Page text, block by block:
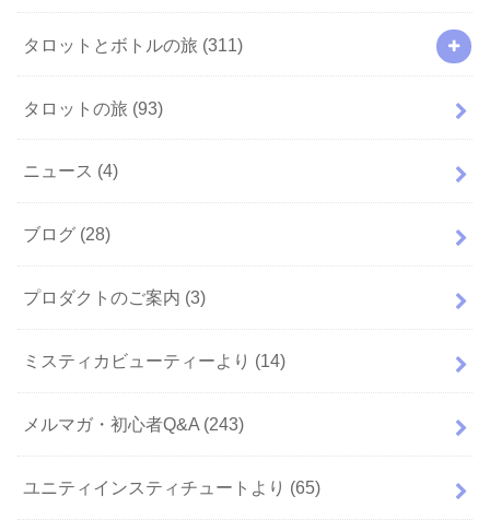
タロットとボトルの旅 (311)
タロットの旅 (93)
ニュース (4)
ブログ (28)
プロダクトのご案内 (3)
ミスティカビューティーより (14)
メルマガ・初心者Q&A (243)
ユニティインスティチュートより (65)